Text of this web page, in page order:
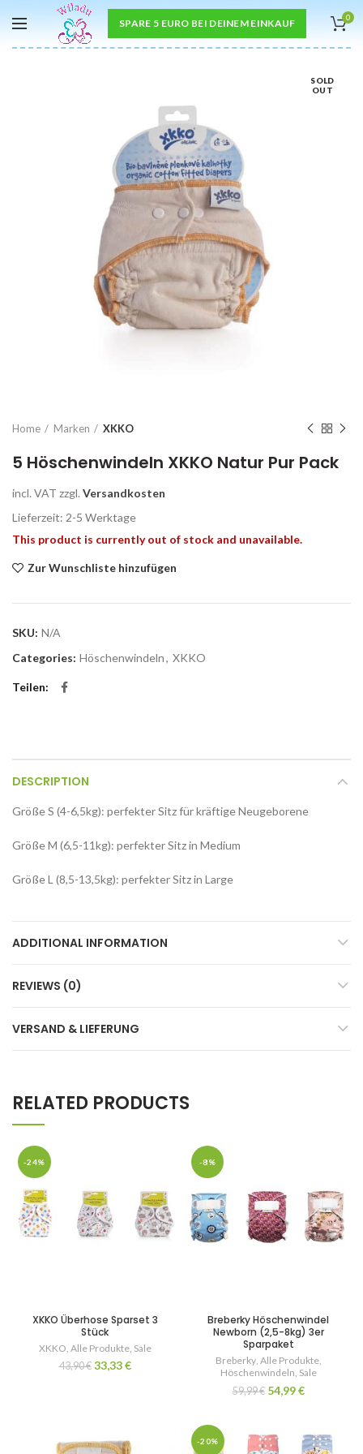
SPARE 5 EURO BEI DEINEM EINKAUF 0
SOLD
OUT
Home Marken XKKO
5 Höschenwindeln XKKO Natur Pur Pack
incl. VAT zzgl. Versandkosten
Lieferzeit: 2-5 Werktage
This product is currently out of stock and unavailable.
Zur Wunschliste hinzufügen
SKU: N/A
Categories: Höschenwindeln, XKKO
Teilen
DESCRIPTION
Größe S (4-6,5kg): perfekter Sitz für kräftige Neugeborene
Größe M (6,5-11kg): perfekter Sitz in Medium
Größe L (8,5-13,5kg): perfekter Sitz in Large
ADDITIONAL INFORMATION
REVIEWS (0)
VERSAND & LIEFERUNG
RELATED PRODUCTS
-24%
XKKO Überhose Sparset 3
Stück
XKKO, Alle Produkte, Sale
43,90€ 33,33€
-8%
Breberky Höschenwindel
Newborn (2,5-8kg) 3er
Sparpaket
Breberky, Alle Produkte,
Höschenwindeln, Sale
59,99€ 54,99€
-20%